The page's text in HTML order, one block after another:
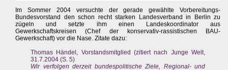
Im Sommer 2004 versuchte der gerade gewählte Vorbereitungs-
Bundesvorstand den schon recht starken Landesverband in Berlin zu
zügeln und setzte ihm einen Landeskoordinator aus
Gewerkschaftskreisen (Chef der konservativ-rassistischen BAU-
Gewerkschaft) vor die Nase. Zitate dazu:
Thomas Händel, Vorstandsmitglied (zitiert nach Junge Welt,
31.7.2004 (S. 5)
Wir verfolgen derzeit bundespolitische Ziele, Regional- und